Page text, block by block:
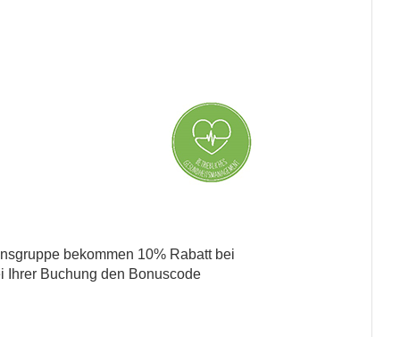
bekommen 10% Rabatt bei
Ihrer Buchung den Bonuscode